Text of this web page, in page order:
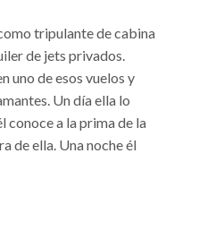
tripulante de cabina
de jets privados.
uno de esos vuelos y
Un día ella lo
conoce a la prima de la
de ella. Una noche él